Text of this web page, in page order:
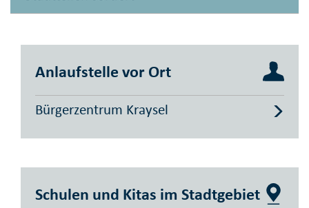
Anlaufstelle vor Ort
Bürgerzentrum Kraysel
Schulen und Kitas im Stadtgebiet